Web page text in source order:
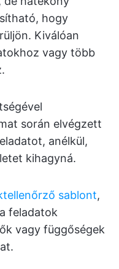
hogy
Kiválóan
vagy több
során elvégzett
anélkül,
kihagyná.
sablont,
feladatok
vagy függőségek